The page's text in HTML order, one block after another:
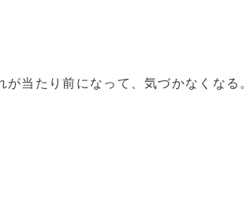
当たり前になって、気づかなくなる